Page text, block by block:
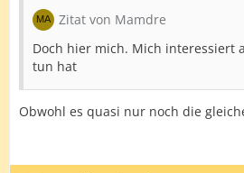
Zitat von Mamdre
Doch hier mich. Mich interessiert
tun hat
Obwohl es quasi nur noch die